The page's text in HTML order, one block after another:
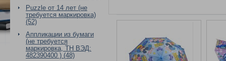
Puzzle от 14 лет (не
требуется маркировка)
(52)
Аппликации из бумаги
(не требуется
маркировка, ТН ВЭД:
482390400 ) (48)